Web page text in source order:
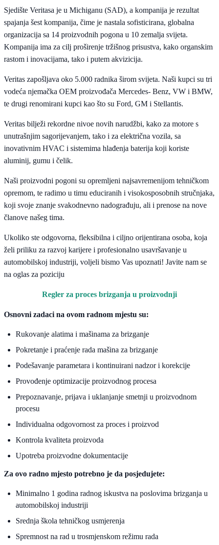
Sjedište Veritasa je u Michiganu (SAD), a kompanija je rezultat
spajanja šest kompanija, čime je nastala sofisticirana, globalna
organizacija sa 14 proizvodnih pogona u 10 zemalja svijeta.
Kompanija ima za cilj proširenje tržišnog prisustva, kako organskim
rastom i inovacijama, tako i putem akvizicija.
Veritas zapošljava oko 5.000 radnika širom svijeta. Naši kupci su tri
vodeća njemačka OEM proizvođača Mercedes- Benz, VW i BMW,
te drugi renomirani kupci kao što su Ford, GM i Stellantis.
Veritas bilježi rekordne nivoe novih narudžbi, kako za motore s
unutrašnjim sagorijevanjem, tako i za električna vozila, sa
inovativnim HVAC i sistemima hlađenja baterija koji koriste
aluminij, gumu i čelik.
Naši proizvodni pogoni su opremljeni najsavremenijom tehničkom
opremom, te radimo u timu educiranih i visokosposobnih stručnjaka,
koji svoje znanje svakodnevno nadograđuju, ali i prenose na nove
članove našeg tima.
Ukoliko ste odgovorna, fleksibilna i ciljno orijentirana osoba, koja
želi priliku za razvoj karijere i profesionalno usavršavanje u
automobilskoj industriji, voljeli bismo Vas upoznati! Javite nam se
na oglas za poziciju
Regler za proces brizganja u proizvodnji
Osnovni zadaci na ovom radnom mjestu su:
Rukovanje alatima i mašinama za brizganje
Pokretanje i praćenje rada mašina za brizganje
Podešavanje parametara i kontinuirani nadzor i korekcije
Provođenje optimizacije proizvodnog procesa
Prepoznavanje, prijava i uklanjanje smetnji u proizvodnom
procesu
Individualna odgovornost za proces i proizvod
Kontrola kvaliteta proizvoda
Upotreba proizvodne dokumentacije
Za ovo radno mjesto potrebno je da posjedujete:
Minimalno 1 godina radnog iskustva na poslovima brizganja u
automobilskoj industriji
Srednja škola tehničkog usmjerenja
Spremnost na rad u trosmjenskom režimu rada